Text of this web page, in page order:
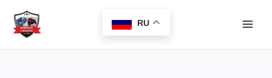
Перейти
содержимому
RU